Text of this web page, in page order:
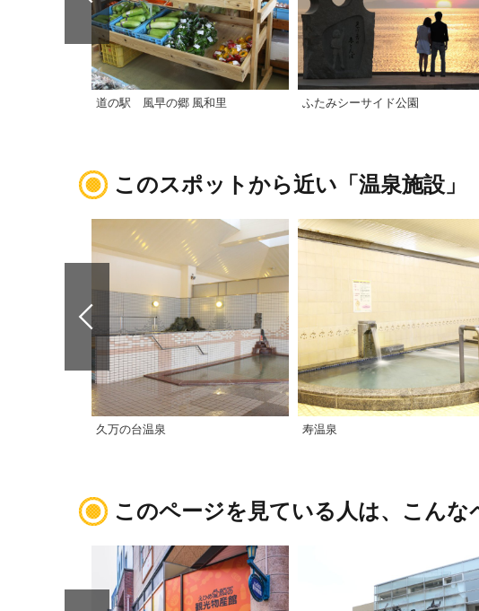
道の駅 風早の郷 風和里 ふたみシーサイド公園
このスポットから近い「温泉施設」
久万の台温泉 寿温泉
このページを見ている人は、こんな